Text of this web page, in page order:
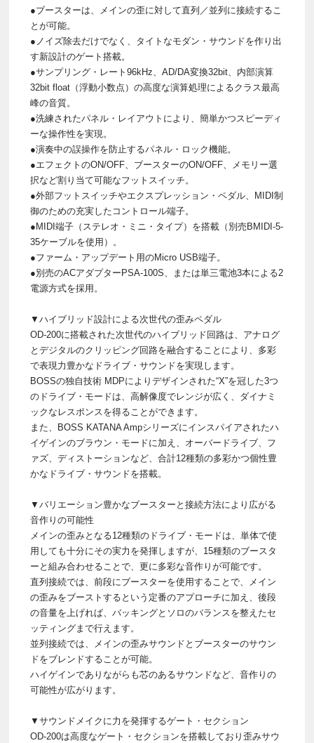
●ブースターは、メインの歪に対して直列／並列に接続するこ
とが可能。
●ノイズ除去だけでなく、タイトなモダン・サウンドを作り出
す新設計のゲート搭載。
●サンプリング・レート96kHz、AD/DA変換32bit、内部演算
32bit float（浮動小数点）の高度な演算処理によるクラス最高
峰の音質。
●洗練されたパネル・レイアウトにより、簡単かつスピーディ
ーな操作性を実現。
●演奏中の誤操作を防止するパネル・ロック機能。
●エフェクトのON/OFF、ブースターのON/OFF、メモリー選
択など割り当て可能なフットスイッチ。
●外部フットスイッチやエクスプレッション・ペダル、MIDI制
御のための充実したコントロール端子。
●MIDI端子（ステレオ・ミニ・タイプ）を搭載（別売BMIDI-5-
35ケーブルを使用）。
●ファーム・アップデート用のMicro USB端子。
●別売のACアダプターPSA-100S、または単三電池3本による2
電源方式を採用。
▼ハイブリッド設計による次世代の歪みペダル
OD-200に搭載された次世代のハイブリッド回路は、アナログ
とデジタルのクリッピング回路を融合することにより、多彩
で表現力豊かなドライブ・サウンドを実現します。
BOSSの独自技術 MDPによりデザインされた“X”を冠した3つ
のドライブ・モードは、高解像度でレンジが広く、ダイナミ
ックなレスポンスを得ることができます。
また、BOSS KATANA Ampシリーズにインスパイアされたハ
イゲインのブラウン・モードに加え、オーバードライブ、フ
ァズ、ディストーションなど、合計12種類の多彩かつ個性豊
かなドライブ・サウンドを搭載。
▼バリエーション豊かなブースターと接続方法により広がる
音作りの可能性
メインの歪みとなる12種類のドライブ・モードは、単体で使
用しても十分にその実力を発揮しますが、15種類のブースタ
ーと組み合わせることで、更に多彩な音作りが可能です。
直列接続では、前段にブースターを使用することで、メイン
の歪みをブーストするという定番のアプローチに加え、後段
の音量を上げれば、バッキングとソロのバランスを整えたセ
ッティングまで行えます。
並列接続では、メインの歪みサウンドとブースターのサウン
ドをブレンドすることが可能。
ハイゲインでありながらも芯のあるサウンドなど、音作りの
可能性が広がります。
▼サウンドメイクに力を発揮するゲート・セクション
OD-200は高度なゲート・セクションを搭載しており歪みサウ